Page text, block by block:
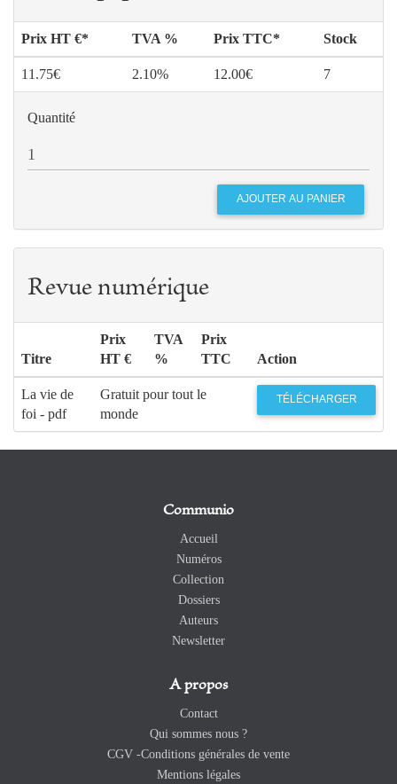
Prix HT €* TVA % Prix TTC* Stock
11.75€ 2.10% 12.00€ 7
Quantité
Revue numérique
Titre
Prix
HT €
TVA
%
Prix
TTC
Action
La vie de
foi - pdf
Gratuit pour tout le
monde
TÉLÉCHARGER
Communio
Accueil
Numéros
Collection
Dossiers
Auteurs
Newsletter
A propos
Contact
Qui sommes nous ?
CGV -Conditions générales de vente
Mentions légales